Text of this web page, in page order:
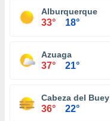
Alburquerque
33° 18°
Azuaga
37° 21°
Cabeza del Buey
36° 22°